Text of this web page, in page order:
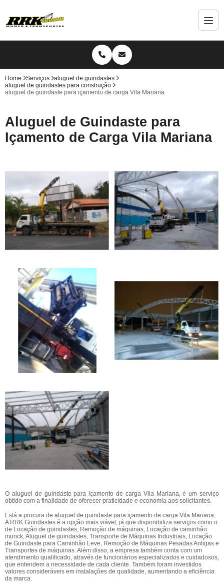
Home Serviços
aluguel de guindastes
aluguel de guindastes para construção
aluguel de guindaste para içamento de carga Vila Mariana
Aluguel de Guindaste para
Içamento de Carga Vila Mariana
O aluguel de guindaste para içamento de carga Vila Mariana, é um serviço
obtido com a finalidade de oferecer praticidade e economia aos solicitantes.
Está a procura de aluguel de guindaste para içamento de carga Vila Mariana,
A RRK Guindastes é a opção mais viável, já que disponibiliza serviços como o
de Locação de guindastes, Remoção de máquinas, Locação de caminhão
munck, Aluguel de guindastes, Transporte de Máquinas Industriais, Locação
de Guindaste para Caminhão Leve, Remoção de Máquinas Pesadas Antigas e
Transportes de máquinas. Além disso, a empresa também conta com um
atendimento qualificado, através de funcionários especializados e cuidadosos,
que entendem a necessidade de cada cliente. Também foram investidos
valores consideráveis em instalações de qualidade, aumentando a eficiência
da marca.